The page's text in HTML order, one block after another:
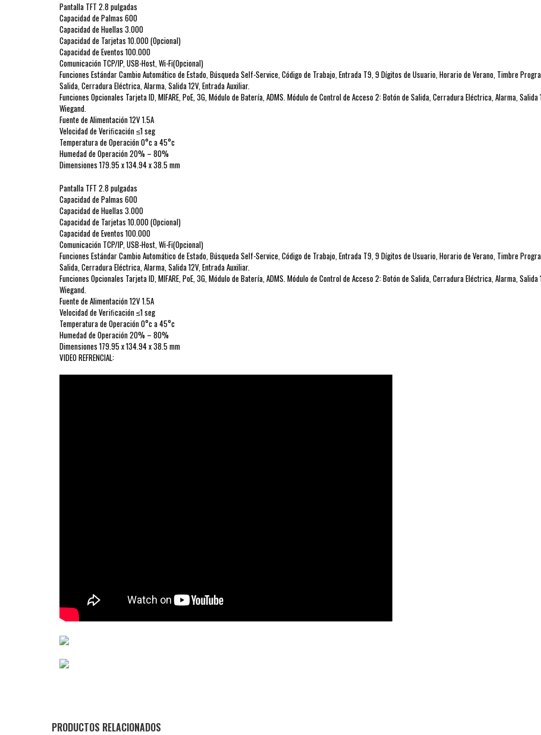
Pantalla TFT 2.8 pulgadas
Capacidad de Palmas 600
Capacidad de Huellas 3.000
Capacidad de Tarjetas 10.000 (Opcional)
Capacidad de Eventos 100.000
Comunicación TCP/IP, USB-Host, Wi-Fi(Opcional)
Funciones Estándar Cambio Automático de Estado, Búsqueda Self-Service, Código de Trabajo, Entrada T9, 9 Dígitos de Usuario, Horario de Verano, Timbre
Salida, Cerradura Eléctrica, Alarma, Salida 12V, Entrada Auxiliar.
Funciones Opcionales Tarjeta ID, MIFARE, PoE, 3G, Módulo de Batería, ADMS. Módulo de Control de Acceso 2: Botón de Salida, Cerradura Eléctrica, Alarma,
Wiegand.
Fuente de Alimentación 12V 1.5A
Velocidad de Veriﬁcación ≤1 seg
Temperatura de Operación 0°c a 45°c
Humedad de Operación 20% – 80%
Dimensiones 179.95 x 134.94 x 38.5 mm
Pantalla TFT 2.8 pulgadas
Capacidad de Palmas 600
Capacidad de Huellas 3.000
Capacidad de Tarjetas 10.000 (Opcional)
Capacidad de Eventos 100.000
Comunicación TCP/IP, USB-Host, Wi-Fi(Opcional)
Funciones Estándar Cambio Automático de Estado, Búsqueda Self-Service, Código de Trabajo, Entrada T9, 9 Dígitos de Usuario, Horario de Verano, Timbre
Salida, Cerradura Eléctrica, Alarma, Salida 12V, Entrada Auxiliar.
Funciones Opcionales Tarjeta ID, MIFARE, PoE, 3G, Módulo de Batería, ADMS. Módulo de Control de Acceso 2: Botón de Salida, Cerradura Eléctrica, Alarma,
Wiegand.
Fuente de Alimentación 12V 1.5A
Velocidad de Veriﬁcación ≤1 seg
Temperatura de Operación 0°c a 45°c
Humedad de Operación 20% – 80%
Dimensiones 179.95 x 134.94 x 38.5 mm
VIDEO REFRENCIAL:
PRODUCTOS RELACIONADOS